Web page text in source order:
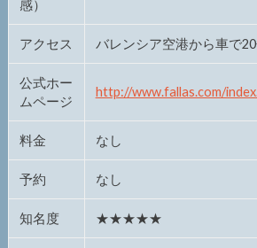
感）
アクセス バレンシア空港から車で
公式ホー
ムページ
http://www.fallas.com/
料金 なし
予約 なし
知名度 ★★★★★